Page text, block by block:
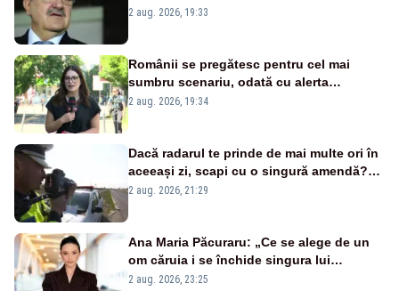
țipă mai tare, ci pe proiecte”
2 aug. 2026, 19:33
Românii se pregătesc pentru cel mai
sumbru scenariu, odată cu alerta
energetică
2 aug. 2026, 19:34
Dacă radarul te prinde de mai multe ori în
aceeași zi, scapi cu o singură amendă?
Ce spune legea
2 aug. 2026, 21:29
Ana Maria Păcuraru: „Ce se alege de un
om căruia i se închide singura lui
portiță?”
2 aug. 2026, 23:25